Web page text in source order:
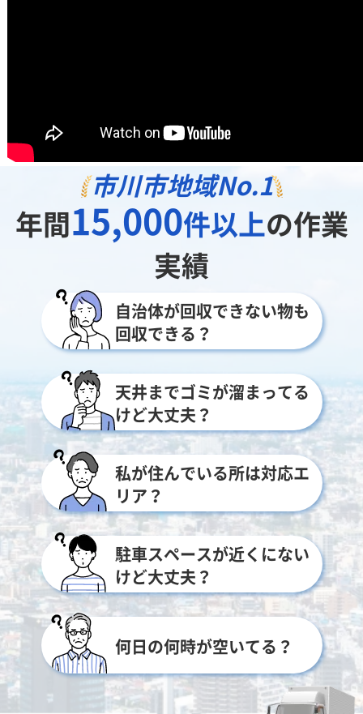
市川市地域No.1
年間15,000件以上の作業
実績
自治体が回収できない物も
回収できる？
天井までゴミが溜まってる
けど大丈夫？
私が住んでいる所は対応エ
リア？
駐車スペースが近くにない
けど大丈夫？
何日の何時が空いてる？